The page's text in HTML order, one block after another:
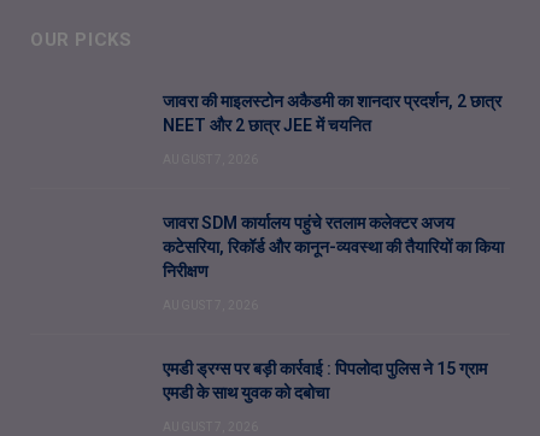
OUR PICKS
जावरा की माइलस्टोन अकैडमी का शानदार प्रदर्शन, 2 छात्र
NEET और 2 छात्र JEE में चयनित
जावरा SDM कार्यालय पहुंचे रतलाम कलेक्टर अजय
कटेसरिया, रिकॉर्ड और कानून-व्यवस्था की तैयारियों का किया
निरीक्षण
एमडी ड्रग्स पर बड़ी कार्रवाई : पिपलोदा पुलिस ने 15 ग्राम
एमडी के साथ युवक को दबोचा